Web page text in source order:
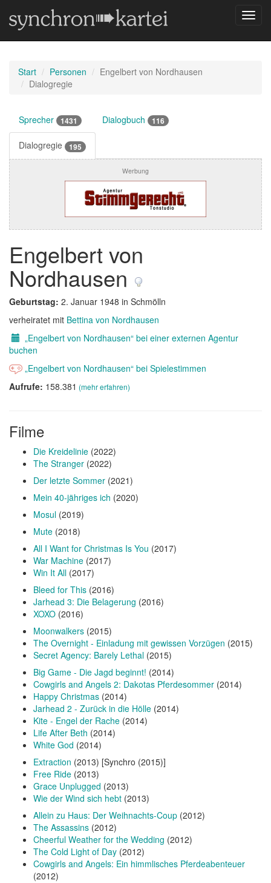
Start Personen
Engelbert von Nordhausen
Dialogregie
Sprecher 1431 Dialogbuch 116
Dialogregie 195
Werbung
Engelbert von
Nordhausen
Geburtstag: 2. Januar 1948 in Schmölln
verheiratet mit Bettina von Nordhausen
„Engelbert von Nordhausen“ bei einer externen Agentur
buchen
„Engelbert von Nordhausen“ bei Spielestimmen
Aufrufe: 158.381 (mehr erfahren)
Filme
Die Kreidelinie (2022)
The Stranger (2022)
Der letzte Sommer (2021)
Mein 40-jähriges ich (2020)
Mosul (2019)
Mute (2018)
All I Want for Christmas Is You (2017)
War Machine (2017)
Win It All (2017)
Bleed for This (2016)
Jarhead 3: Die Belagerung (2016)
XOXO (2016)
Moonwalkers (2015)
The Overnight - Einladung mit gewissen Vorzügen (2015)
Secret Agency: Barely Lethal (2015)
Big Game - Die Jagd beginnt! (2014)
Cowgirls and Angels 2: Dakotas Pferdesommer (2014)
Happy Christmas (2014)
Jarhead 2 - Zurück in die Hölle (2014)
Kite - Engel der Rache (2014)
Life After Beth (2014)
White God (2014)
Extraction (2013) [Synchro (2015)]
Free Ride (2013)
Grace Unplugged (2013)
Wie der Wind sich hebt (2013)
Allein zu Haus: Der Weihnachts-Coup (2012)
The Assassins (2012)
Cheerful Weather for the Wedding (2012)
The Cold Light of Day (2012)
Cowgirls and Angels: Ein himmlisches Pferdeabenteuer
(2012)